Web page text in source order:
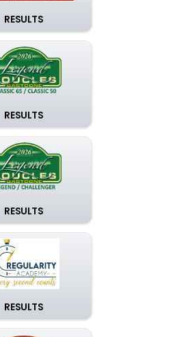
RESULTS
RESULTS
RESULTS
RESULTS